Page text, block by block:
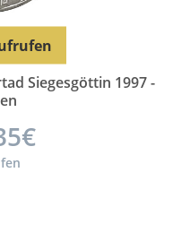
Siegesgöttin 1997 -